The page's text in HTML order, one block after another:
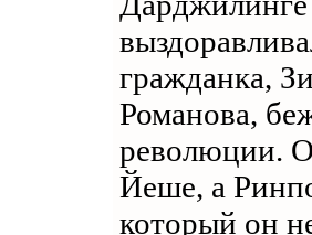
гражданка,
Романова,
революции.
Йеше, а
который он